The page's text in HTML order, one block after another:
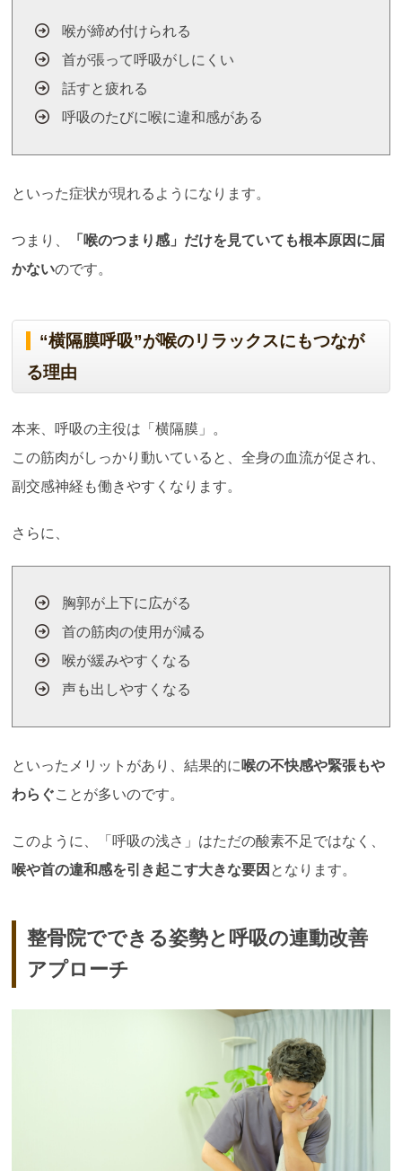
喉が締め付けられる
首が張って呼吸がしにくい
話すと疲れる
呼吸のたびに喉に違和感がある
といった症状が現れるようになります。
つまり、
「喉のつまり感」だけを見ていても根本原因に届
かないのです。
“横隔膜呼吸”が喉のリラックスにもつなが
る理由
本来、呼吸の主役は「横隔膜」。
この筋肉がしっかり動いていると、全身の血流が促され、
副交感神経も働きやすくなります。
さらに、
胸郭が上下に広がる
首の筋肉の使用が減る
喉が緩みやすくなる
声も出しやすくなる
といったメリットがあり、結果的に 喉の不快感や緊張もや
わらぐことが多いのです。
このように、「呼吸の浅さ」はただの酸素不足ではなく、
喉や首の違和感を引き起こす大きな要因 となります。
整骨院でできる姿勢と呼吸の連動改善
アプローチ